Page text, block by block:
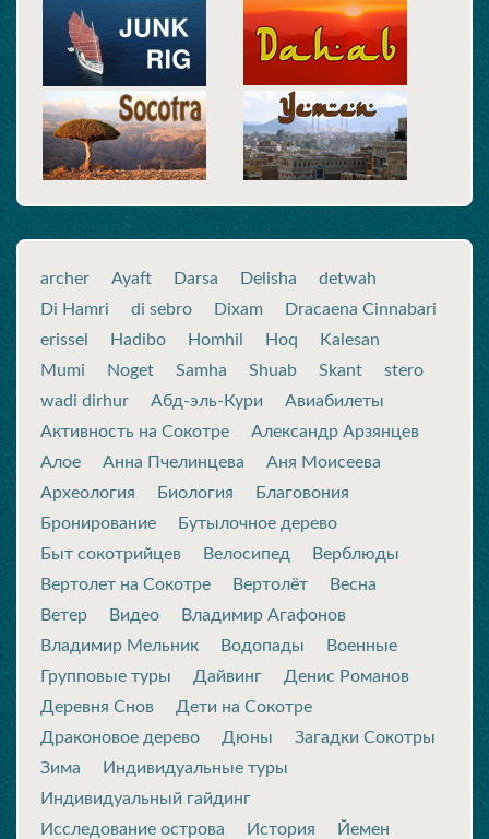
archer Ayaft Darsa Delisha
detwah
Di Hamri
di sebro Dixam
Dracaena Cinnabari
erissel
Hadibo Homhil Hoq
Kalesan
Mumi
Noget Samha Shuab Skant
stero
wadi dirhur
Абд-эль-Кури
Авиабилеты
Активность на Сокотре
Александр Арзянцев
Алое
Анна Пчелинцева
Аня Моисеева
Археология
Биология
Благовония
Бронирование
Бутылочное дерево
Быт сокотрийцев
Велосипед
Верблюды
Вертолет на Сокотре
Вертолёт
Весна
Ветер
Видео
Владимир Агафонов
Владимир Мельник
Водопады
Военные
Групповые туры
Дайвинг
Денис Романов
Деревня Снов
Дети на Сокотре
Драконовое дерево
Дюны
Загадки Сокотры
Зима
Индивидуальные туры
Индивидуальный гайдинг
Исследование острова
История
Йемен